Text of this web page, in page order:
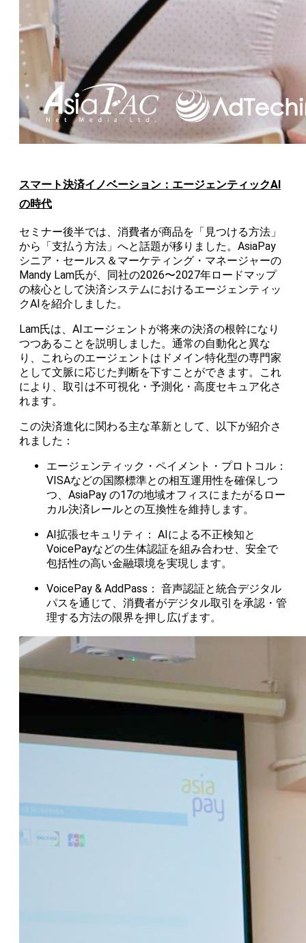
スマート決済イノベーション：エージェンティックAI
の時代
セミナー後半では、消費者が商品を「見つける方法」
から「支払う方法」へと話題が移りました。AsiaPay
シニア・セールス＆マーケティング・マネージャーの
Mandy Lam氏が、同社の2026〜2027年ロードマップ
の核心として決済システムにおけるエージェンティッ
クAIを紹介しました。
Lam氏は、AIエージェントが将来の決済の根幹になり
つつあることを説明しました。通常の自動化と異な
り、これらのエージェントはドメイン特化型の専門家
として文脈に応じた判断を下すことができます。これ
により、取引は不可視化・予測化・高度セキュア化さ
れます。
この決済進化に関わる主な革新として、以下が紹介さ
れました：
エージェンティック・ペイメント・プロトコル：
VISAなどの国際標準との相互運用性を確保しつ
つ、AsiaPay の17の地域オフィスにまたがるロー
カル決済レールとの互換性を維持します。
AI拡張セキュリティ： AIによる不正検知と
VoicePayなどの生体認証を組み合わせ、安全で
包括性の高い金融環境を実現します。
VoicePay & AddPass： 音声認証と統合デジタル
パスを通じて、消費者がデジタル取引を承認・管
理する方法の限界を押し広げます。